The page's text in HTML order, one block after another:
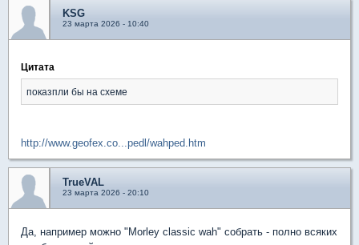
KSG
23 марта 2026 - 10:40
Цитата
показпли бы на схеме
http://www.geofex.co...pedl/wahped.htm
TrueVAL
23 марта 2026 - 20:10
Да, например можно "Morley classic wah" собрать - полно всяких